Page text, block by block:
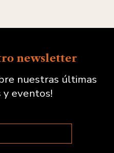
newsletter
nuestras últimas
y eventos!